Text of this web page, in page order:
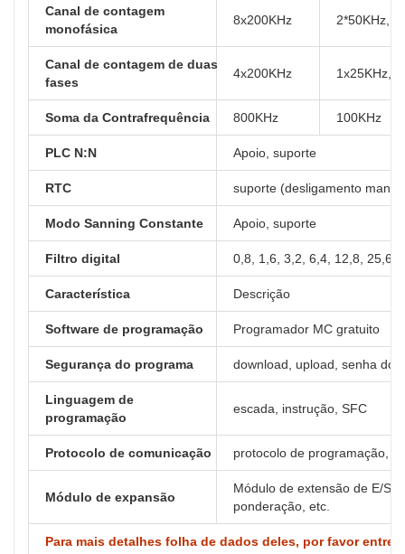
Canal de contagem
monofásica
8x200KHz 2*50KHz,
Canal de contagem de duas
fases
4x200KHz 1x25KHz,
Soma da Contrafrequência 800KHz 100KHz
PLC N:N Apoio, suporte
RTC suporte (desligamento
Modo Sanning Constante Apoio, suporte
Filtro digital 0,8, 1,6, 3,2, 6,4, 12,8, 25,6,
Característica Descrição
Software de programação Programador MC gratuito
Segurança do programa download, upload, senha do
Linguagem de
programação
escada, instrução, SFC
Protocolo de comunicação protocolo de programação,
Módulo de expansão
Módulo de extensão de E/S,
ponderação, etc.
Para mais detalhes folha de dados deles, por favor entre